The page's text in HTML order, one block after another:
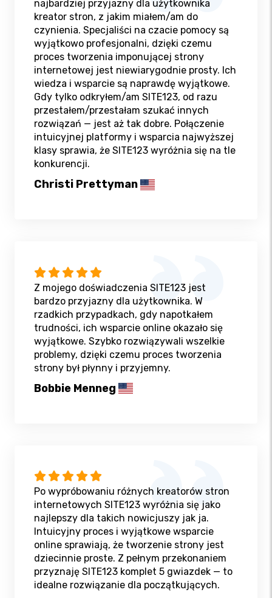
najbardziej przyjazny dla użytkownika
kreator stron, z jakim miałem/am do
czynienia. Specjaliści na czacie pomocy są
wyjątkowo profesjonalni, dzięki czemu
proces tworzenia imponującej strony
internetowej jest niewiarygodnie prosty. Ich
wiedza i wsparcie są naprawdę wyjątkowe.
Gdy tylko odkryłem/am SITE123, od razu
przestałem/przestałam szukać innych
rozwiązań — jest aż tak dobre. Połączenie
intuicyjnej platformy i wsparcia najwyższej
klasy sprawia, że SITE123 wyróżnia się na tle
konkurencji.
Christi Prettyman
Z mojego doświadczenia SITE123 jest
bardzo przyjazny dla użytkownika. W
rzadkich przypadkach, gdy napotkałem
trudności, ich wsparcie online okazało się
wyjątkowe. Szybko rozwiązywali wszelkie
problemy, dzięki czemu proces tworzenia
strony był płynny i przyjemny.
Bobbie Menneg
Po wypróbowaniu różnych kreatorów stron
internetowych SITE123 wyróżnia się jako
najlepszy dla takich nowicjuszy jak ja.
Intuicyjny proces i wyjątkowe wsparcie
online sprawiają, że tworzenie strony jest
dziecinnie proste. Z pełnym przekonaniem
przyznaję SITE123 komplet 5 gwiazdek — to
idealne rozwiązanie dla początkujących.